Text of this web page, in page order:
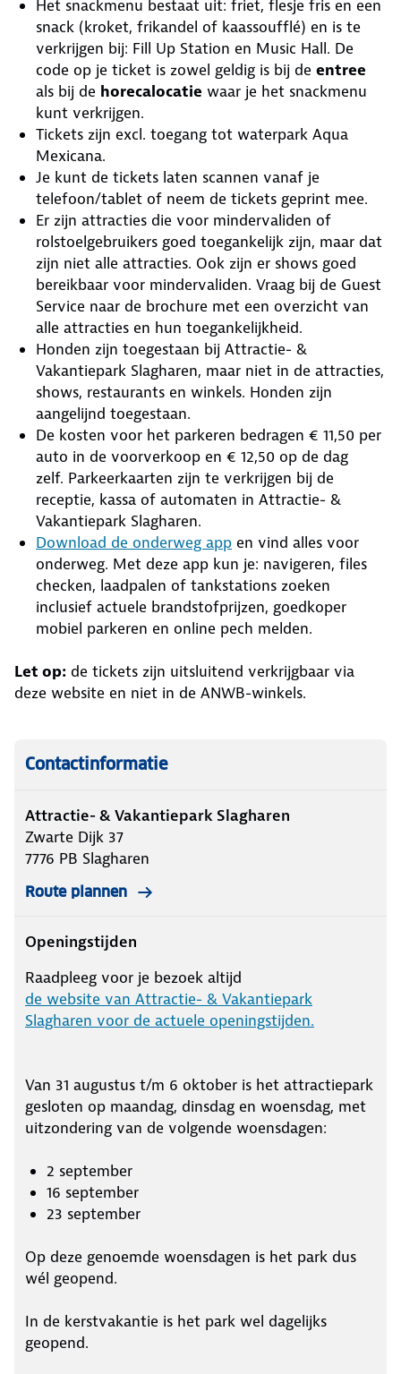
Het snackmenu bestaat uit: friet, flesje fris en een
snack (kroket, frikandel of kaassoufflé) en is te
verkrijgen bij: Fill Up Station en Music Hall. De
code op je ticket is zowel geldig is bij de entree
als bij de horecalocatie waar je het snackmenu
kunt verkrijgen.
Tickets zijn excl. toegang tot waterpark Aqua
Mexicana.
Je kunt de tickets laten scannen vanaf je
telefoon/tablet of neem de tickets geprint mee.
Er zijn attracties die voor mindervaliden of
rolstoelgebruikers goed toegankelijk zijn, maar dat
zijn niet alle attracties. Ook zijn er shows goed
bereikbaar voor mindervaliden. Vraag bij de Guest
Service naar de brochure met een overzicht van
alle attracties en hun toegankelijkheid.
Honden zijn toegestaan bij Attractie- &
Vakantiepark Slagharen, maar niet in de attracties,
shows, restaurants en winkels. Honden zijn
aangelijnd toegestaan.
De kosten voor het parkeren bedragen € 11,50 per
auto in de voorverkoop en € 12,50 op de dag
zelf. Parkeerkaarten zijn te verkrijgen bij de
receptie, kassa of automaten in Attractie- &
Vakantiepark Slagharen.
Download de onderweg app en vind alles voor
onderweg. Met deze app kun je: navigeren, files
checken, laadpalen of tankstations zoeken
inclusief actuele brandstofprijzen, goedkoper
mobiel parkeren en online pech melden.
Let op: de tickets zijn uitsluitend verkrijgbaar via
deze website en niet in de ANWB-winkels.
Contactinformatie
Attractie- & Vakantiepark Slagharen
Zwarte Dijk 37
7776 PB Slagharen
Route plannen
Openingstijden
Raadpleeg voor je bezoek altijd
de website van Attractie- & Vakantiepark
Slagharen voor de actuele openingstijden.
Van 31 augustus t/m 6 oktober is het attractiepark
gesloten op maandag, dinsdag en woensdag, met
uitzondering van de volgende woensdagen:
2 september
16 september
23 september
Op deze genoemde woensdagen is het park dus
wél geopend.
In de kerstvakantie is het park wel dagelijks
geopend.